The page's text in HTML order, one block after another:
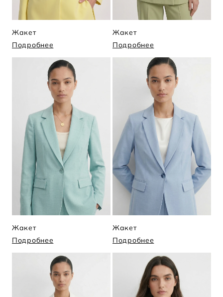
Жакет
Подробнее
Жакет
Подробнее
Жакет
Подробнее
Жакет
Подробнее